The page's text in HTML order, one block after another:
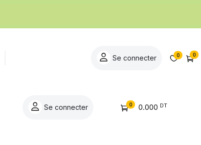
Se connecter 0 0
Se connecter 0 0.000 DT